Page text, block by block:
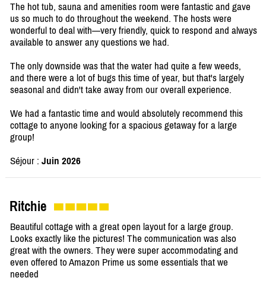
The hot tub, sauna and amenities room were fantastic and gave
us so much to do throughout the weekend. The hosts were
wonderful to deal with—very friendly, quick to respond and always
available to answer any questions we had.
The only downside was that the water had quite a few weeds,
and there were a lot of bugs this time of year, but that's largely
seasonal and didn't take away from our overall experience.
We had a fantastic time and would absolutely recommend this
cottage to anyone looking for a spacious getaway for a large
group!
Séjour : Juin 2026
Ritchie
Beautiful cottage with a great open layout for a large group.
Looks exactly like the pictures! The communication was also
great with the owners. They were super accommodating and
even offered to Amazon Prime us some essentials that we
needed